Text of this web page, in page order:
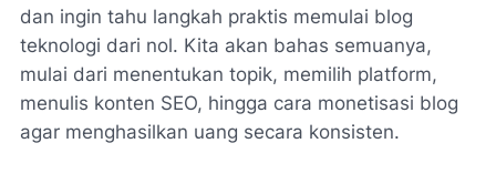
dan ingin tahu langkah praktis memulai blog
teknologi dari nol. Kita akan bahas semuanya,
mulai dari menentukan topik, memilih platform,
menulis konten SEO, hingga cara monetisasi blog
agar menghasilkan uang secara konsisten.